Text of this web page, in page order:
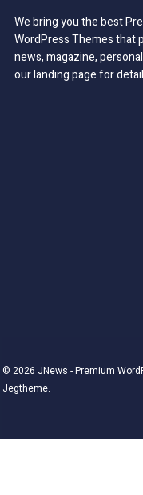
We bring you the best
WordPress Themes that
news, magazine,
our landing page for
© 2026 JNews - Premium
Jegtheme.